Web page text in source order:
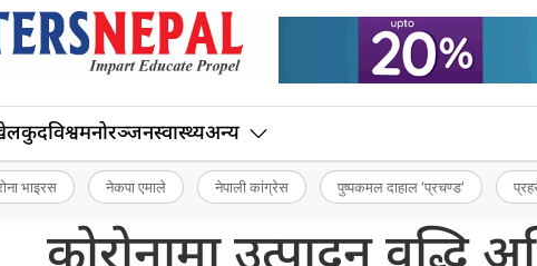
विश्वमनोरञ्जनस्वास्थ्यअन्य
भाइरस नेकपा एमाले नेपाली कांग्रेस पुष्पकमल दाहाल ‘प्रचण्ड’